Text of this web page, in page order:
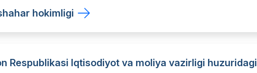
hokimligi
Respublikasi Iqtisodiyot va moliya vazirligi huzuridagi